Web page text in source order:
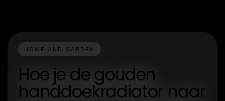
HOME AND GARDEN
Hoe je de gouden
handdoekradiator naar